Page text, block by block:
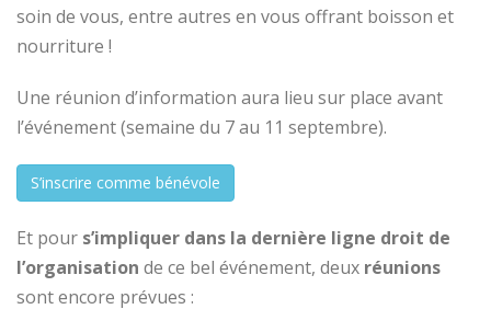
soin de vous, entre autres en vous offrant boisson et
nourriture !
Une réunion d’information aura lieu sur place avant
l’événement (semaine du 7 au 11 septembre).
S’inscrire comme bénévole
Et pour s’impliquer dans la dernière ligne droit de
l’organisation de ce bel événement, deux réunions
sont encore prévues :